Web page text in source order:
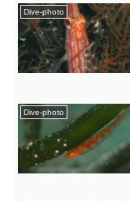
Dive-photo
Dive-photo